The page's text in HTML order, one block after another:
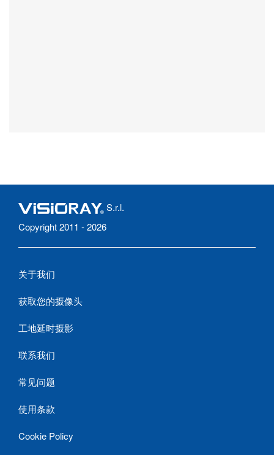
S.r.l.
Copyright 2011 - 2026
关于我们
获取您的摄像头
工地延时摄影
联系我们
常见问题
使用条款
Cookie Policy